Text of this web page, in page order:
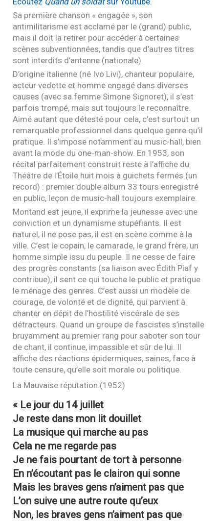
Sa première chanson « engagée », son
antimilitarisme est acclamé par le (grand) public,
mais il doit la retirer pour accéder à certaines
scènes subventionnées, tandis que d’autres titres
sont interdits d’antenne (nationale).
D’origine italienne (né Ivo Livi), chanteur populaire,
acteur vedette et homme engagé dans diverses
causes (avec sa femme Simone Signoret), il s’est
parfois trompé, mais sut toujours le reconnaître.
Aimé autant que détesté pour cela, c’est surtout un
remarquable professionnel dans quelque genre qu’il
pratique. Il s’impose notamment au music-hall, bien
avant la mode du one-man-show. En 1953, son
récital parfaitement construit reste à l’affiche du
Théâtre de l’Étoile huit mois à guichets fermés (un
record) : premier double album 33 tours enregistré
en public, leçon de music-hall toujours exemplaire.
Montand est jeune, il exprime la jeunesse avec une
conviction et un dynamisme stupéfiants. Il est
naturel, il ne pose pas, il est en scène comme à la
ville. C’est le copain, le camarade, le grand frère, un
homme simple issu du peuple. Il ne cesse de faire
des progrès constants (sa liaison avec Édith Piaf y
contribue), il sent ce qui touche le public et pratique
le ménage des genres. C’est aussi un modèle de
courage, de volonté et de dignité, qui parvient à
chanter en dépit de l’hostilité viscérale de ses
détracteurs. Quand un groupe de fascistes s’installe
bruyamment au premier rang pour saboter son tour
de chant, il continue, impassible et sûr de lui. Il
affiche des réactions épidermiques, saines, face à
toute censure, qu’elle soit morale ou politique.
La Mauvaise réputation (1952)
« Le jour du 14 juillet
Je reste dans mon lit douillet
La musique qui marche au pas
Cela ne me regarde pas
Je ne fais pourtant de tort à personne
En n’écoutant pas le clairon qui sonne
Mais les braves gens n’aiment pas que
L’on suive une autre route qu’eux
Non, les braves gens n’aiment pas que